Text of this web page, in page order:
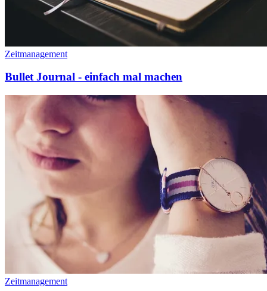
Zeitmanagement
Bullet Journal - einfach mal machen
Zeitmanagement